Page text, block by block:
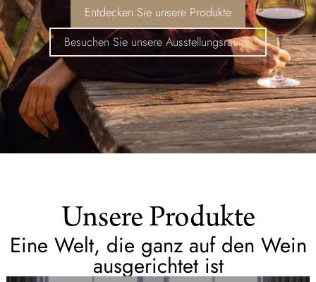
Entdecken Sie unsere Produkte
Besuchen Sie unsere Ausstellungsräume
Unsere Produkte
Eine Welt, die ganz auf den Wein
ausgerichtet ist